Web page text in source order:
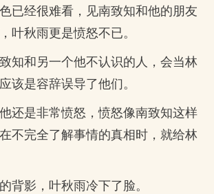
已经很难看，见南致知和他的朋友
叶秋雨更是愤怒不已。
知和另一个他不认识的人，会当林
该是容辞误导了他们。
还是非常愤怒，愤怒像南致知这样
不完全了解事情的真相时，就给林
背影，叶秋雨冷下了脸。